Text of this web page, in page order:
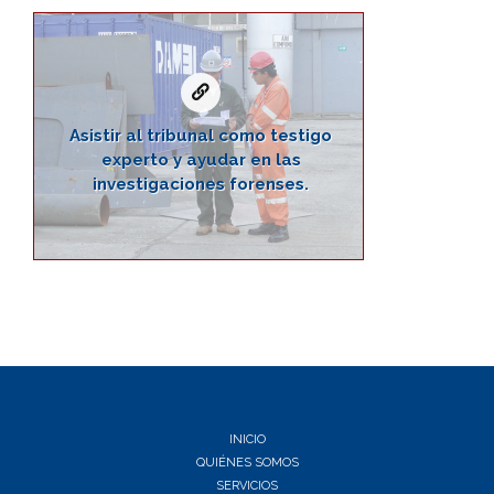
Asistir al tribunal como testigo
experto y ayudar en las
investigaciones forenses.
INICIO
QUIÉNES SOMOS
SERVICIOS